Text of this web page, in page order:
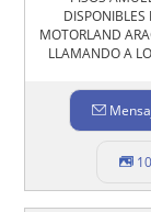
MOTORLAND
LLAMANDO A